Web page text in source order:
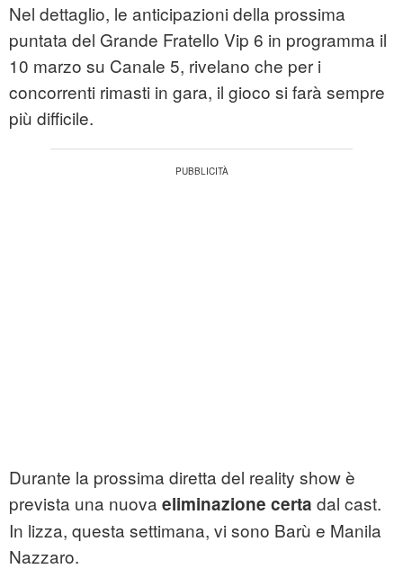
Nel dettaglio, le anticipazioni della prossima
puntata del Grande Fratello Vip 6 in programma il
10 marzo su Canale 5, rivelano che per i
concorrenti rimasti in gara, il gioco si farà sempre
più difficile.
Durante la prossima diretta del reality show è
prevista una nuova eliminazione certa dal cast.
In lizza, questa settimana, vi sono Barù e Manila
Nazzaro.